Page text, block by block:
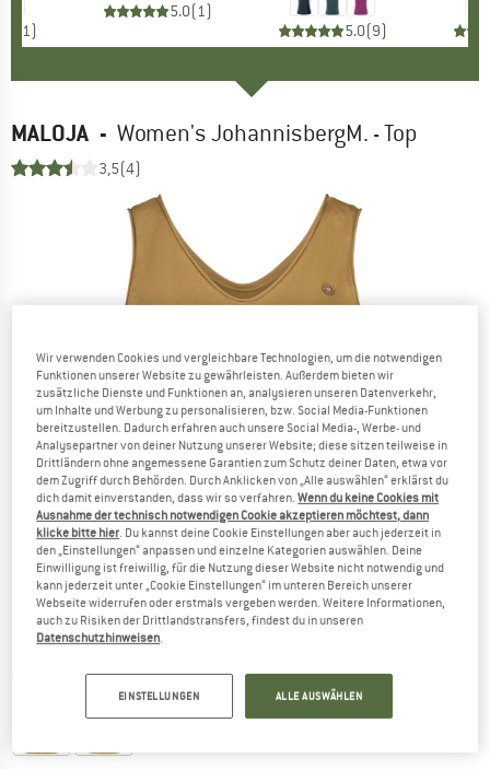
1)
5.0(1)
5.0(9)
MALOJA - Women's JohannisbergM. - Top
3,5(4)
Detailansichten
Wir verwenden Cookies und vergleichbare Technologien, um die notwendigen
Funktionen unserer Website zu gewährleisten. Außerdem bieten wir
zusätzliche Dienste und Funktionen an, analysieren unseren Datenverkehr,
um Inhalte und Werbung zu personalisieren, bzw. Social Media-Funktionen
bereitzustellen. Dadurch erfahren auch unsere Social Media-, Werbe- und
Analysepartner von deiner Nutzung unserer Website; diese sitzen teilweise in
Drittländern ohne angemessene Garantien zum Schutz deiner Daten, etwa vor
dem Zugriff durch Behörden. Durch Anklicken von „Alle auswählen“ erklärst du
dich damit einverstanden, dass wir so verfahren.Wenn du keine Cookies mit
Ausnahme der technisch notwendigen Cookie akzeptieren möchtest, dann
klicke bitte hier . Du kannst deine Cookie Einstellungen aber auch jederzeit in
den „Einstellungen“ anpassen und einzelne Kategorien auswählen. Deine
Einwilligung ist freiwillig, für die Nutzung dieser Website nicht notwendig und
kann jederzeit unter „Cookie Einstellungen“ im unteren Bereich unserer
Webseite widerrufen oder erstmals vergeben werden. Weitere Informationen,
auch zu Risiken der Drittlandstransfers, findest du in unseren
Datenschutzhinweisen
EINSTELLUNGEN ALLE AUSWÄHLEN